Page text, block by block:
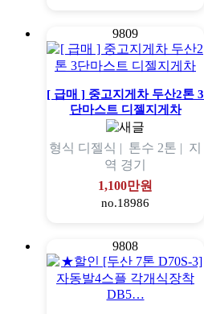
9809
[ 급매 ] 중고지게차 두산2톤 3
단마스트 디젤지게차
형식 디젤식 | 톤수 2톤 | 지
역 경기
1,100만원
no.18986
9808